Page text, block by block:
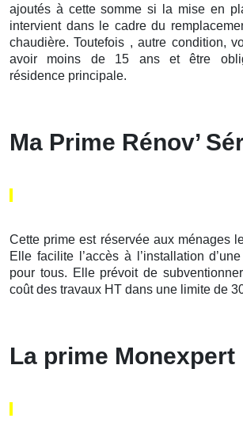
ajoutés à cette somme si la mise en
intervient dans le cadre du
chaudière. Toutefois , autre condition,
avoir moins de 15 ans et être
résidence principale.
Ma Prime Rénov’
Cette prime est réservée aux ménages
Elle facilite l’accès à l’installation
pour tous. Elle prévoit de
coût des travaux HT dans une limite de
La prime Monexpert